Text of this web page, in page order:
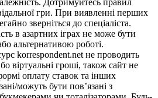
Дотримуйтесь правил
гри. При виявленні перших
зверніться до спеціаліста.
в азартних іграх не може бути
альтернативою роботі.
korrespondent.net не проводить
віртуальні гроші, також сайт не
оплату ставок та інших
можуть бути пов’язані з